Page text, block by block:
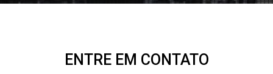
ENTRE EM CONTATO